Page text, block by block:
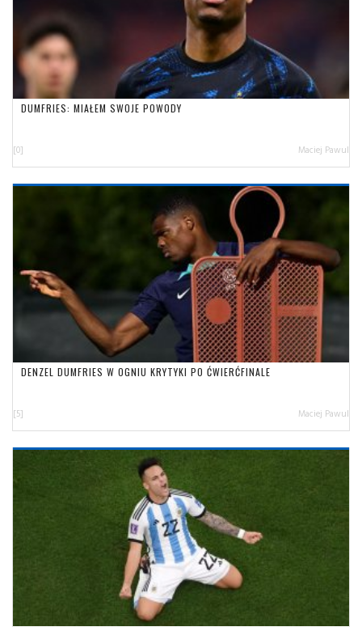
DUMFRIES: MIAŁEM SWOJE POWODY
[0] Maciej Pawul
DENZEL DUMFRIES W OGNIU KRYTYKI PO ĆWIERĆFINALE
[5] Maciej Pawul